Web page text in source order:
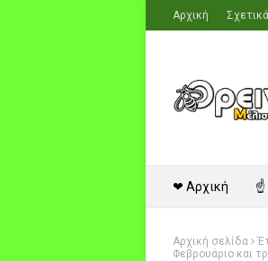
Αρχική
❤ Αρχική ☝
Αρχική σελίδα
Φεβρουάριο και